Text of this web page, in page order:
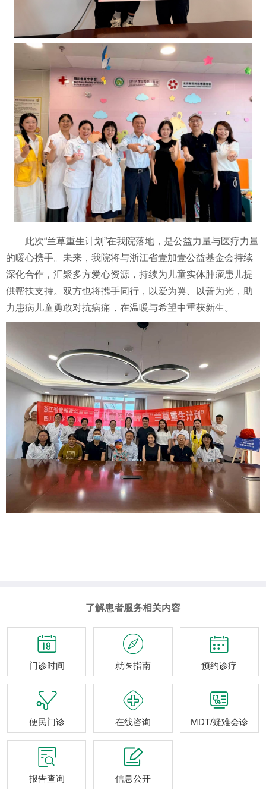
此次“兰草重生计划”在我院落地，是公益力量与医疗力量
的暖心携手。未来，我院将与浙江省壹加壹公益基金会持续
深化合作，汇聚多方爱心资源，持续为儿童实体肿瘤患儿提
供帮扶支持。双方也将携手同行，以爱为翼、以善为光，助
力患病儿童勇敢对抗病痛，在温暖与希望中重获新生。
了解患者服务相关内容

门诊时间

就医指南

预约诊疗

便民门诊

在线咨询

MDT/疑难会诊

报告查询

信息公开